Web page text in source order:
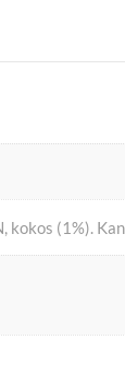
kokos (1%).